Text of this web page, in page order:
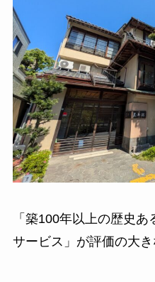
「築100年以上の歴史
サービス」が評価の大き